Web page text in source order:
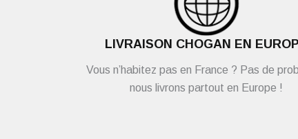
LIVRAISON CHOGAN EN
Vous n’habitez pas en France ? Pas de
nous livrons partout en Europe !